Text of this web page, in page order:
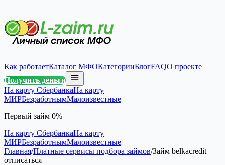
Как работаетКаталог МФОКатегорииБлогFAQО проекте
Получить деньги
На карту СбербанкаНа карту
МИРБезработнымМалоизвестные
Первый займ 0%
На карту СбербанкаНа карту
МИРБезработнымМалоизвестные
Главная/Платные сервисы подбора займов/Займ belkacredit
отписаться